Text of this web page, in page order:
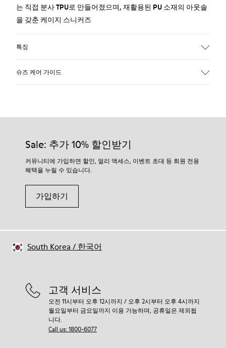
는 직접 분사 TPU로 만들어졌으며, 재활용된 PU 소재의 아웃솔
을 갖춘 케이지 스니커즈
특징
텍스타일/ 합성 섬유
탈부착가능한 PU 소재 풋베드
텍스타일 80% (재활용 폴리에스터 75%, Hilo PU 14%, 스판덱스
슈즈 케어 가이드
저희 신발은 신중하게 선택된 프리미엄 소재로 제작되었습니
사용할 수 있습니다.
신발 관리 방법에 대한 자세한 지침은 신발 관리 가이드를 참조
하세요.
Sale: 추가 10% 할인받기
커뮤니티에 가입하면 할인, 얼리 액세스, 이벤트 초대 등 회원 전용
혜택을 누릴 수 있습니다.
가입하기
고객 서비스
오전 11시부터 오후 12시까지 / 오후 2시부터 오후 4시까지
월요일부터 금요일까지 이용 가능하며, 공휴일은 제외됩
니다.
Call us: 1800-6077
South Korea / 한국어